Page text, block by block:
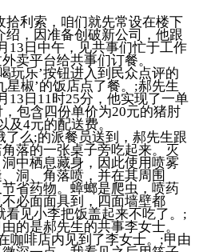
利索，咱们就先常设在楼下
绍，因准备创破新公司，他跟
13日中午，见共事们忙于工作
卖平台给共事们订餐。
乐’按钮进入到民众点评的
星椒’的饭店点了餐。;郝先生
13日11时25分，他实现了一单
包含四份单价为20元的猪肘
及4元的配送费。
么;的派餐员送到，郝先生跟
落的一张桌子旁吃起来。灭
中栖息藏身，因此使用喷雾
洞、角落喷，并在其周围
省药物。蟑螂是爬虫，喷药
必面面具到，四面墙壁都
见小李把饭盖起来不吃了。;
的是郝先生的共事李女士。
啡店内见到了李女士。;甲由